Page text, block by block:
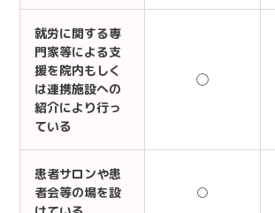
就労に関する専
門家等による支
援を院内もしく
は連携施設への
紹介により行っ
ている
◯
患者サロンや患
者会等の場を設
○